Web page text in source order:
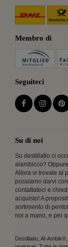
Membro di
Seguiteci
Su di noi
Su destillatio ci
alambicco?
Allora vi trovate al
possiamo darvi
contattateci e
acquisto! A
sortimento di
noi a mano, e per
Destillatio, Al-